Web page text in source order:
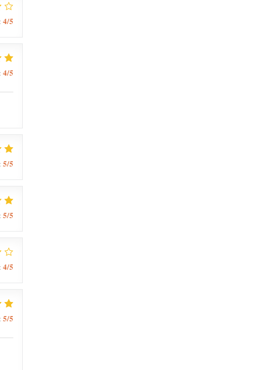
4/5
4/5
5/5
5/5
4/5
5/5